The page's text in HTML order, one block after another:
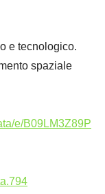
e tecnologico.
spaziale
e/B09LM3Z89P